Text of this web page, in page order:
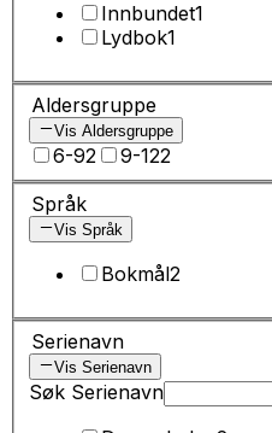
Innbundet1
Lydbok1
Aldersgruppe
Vis Aldersgruppe
6-92 9-122
Språk
Vis Språk
Bokmål2
Serienavn
Vis Serienavn
Søk Serienavn